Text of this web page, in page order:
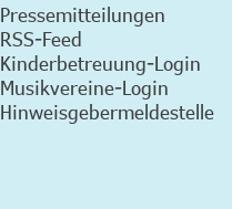
Pressemitteilungen
RSS-Feed
Kinderbetreuung-Login
Musikvereine-Login
Hinweisgebermeldestelle